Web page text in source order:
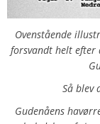
Ovenstående
forsvandt helt efter
Så blev
Gudenåens